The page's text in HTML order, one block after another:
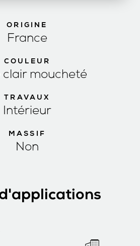
ORIGINE
France
COULEUR
clair moucheté
TRAVAUX
Intérieur
MASSIF
Non